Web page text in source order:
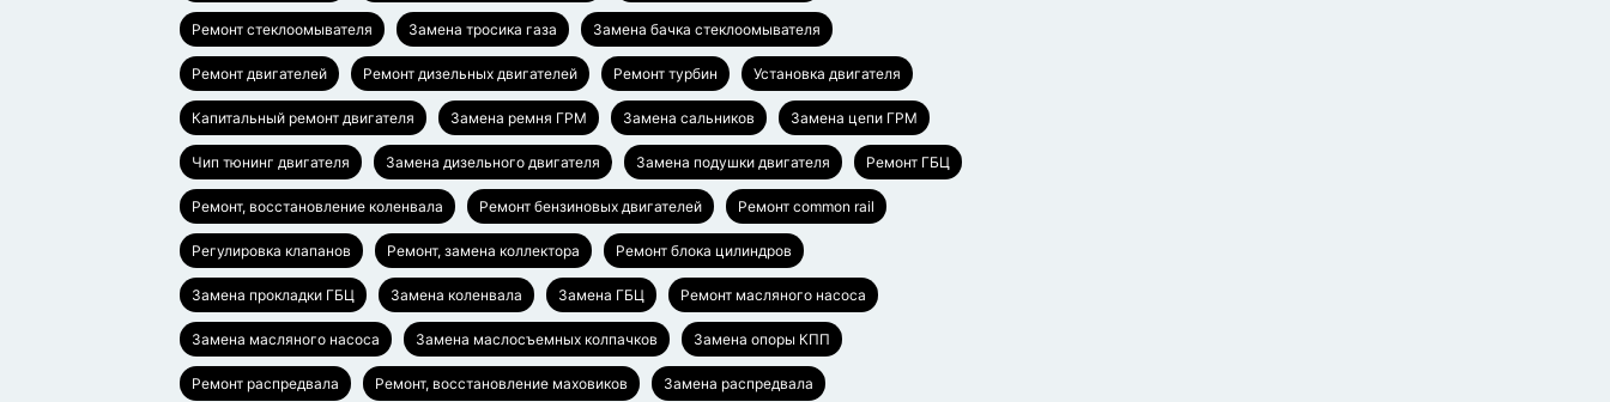
Ремонт стеклоомывателя Замена тросика газа Замена бачка стеклоомывателя
Ремонт двигателей Ремонт дизельных двигателей Ремонт турбин Установка двигателя
Капитальный ремонт двигателя Замена ремня ГРМ Замена сальников Замена цепи ГРМ
Чип тюнинг двигателя Замена дизельного двигателя Замена подушки двигателя Ремонт ГБЦ
Ремонт, восстановление коленвала Ремонт бензиновых двигателей Ремонт common rail
Регулировка клапанов Ремонт, замена коллектора Ремонт блока цилиндров
Замена прокладки ГБЦ Замена коленвала Замена ГБЦ Ремонт масляного насоса
Замена масляного насоса Замена маслосъемных колпачков Замена опоры КПП
Ремонт распредвала Ремонт, восстановление маховиков Замена распредвала